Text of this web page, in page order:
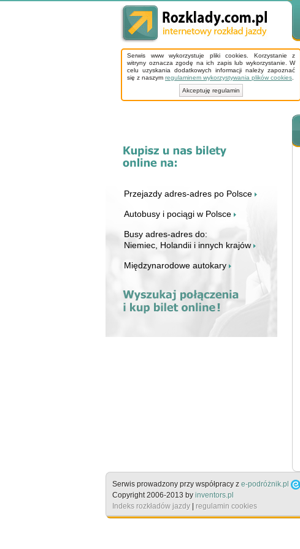
Serwis www wykorzystuje pliki cookies. Korzystanie z
witryny oznacza zgodę na ich zapis lub wykorzystanie. W
celu uzyskania dodatkowych informacji należy zapoznać
się z naszym regulaminem wykorzystywania plików cookies
Akceptuję regulamin
Przejazdy adres-adres po Polsce
Autobusy i pociągi w Polsce
Busy adres-adres do:
Niemiec, Holandii i innych krajów
Międzynarodowe autokary
Serwis prowadzony przy współpracy z e-podróżnik.pl
Copyright 2006-2013 by inventors.pl
Indeks rozkładów jazdy | regulamin cookies